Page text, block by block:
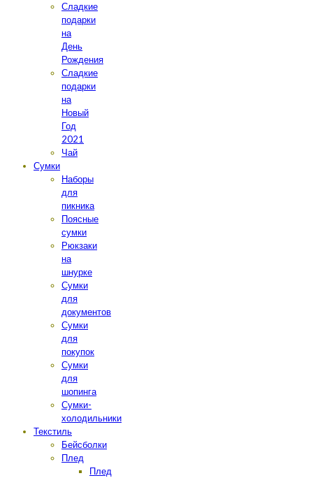
Сладкие
подарки
на
День
Рождения
Сладкие
подарки
на
Новый
Год
2021
Чай
Сумки
Наборы
для
пикника
Поясные
сумки
Рюкзаки
на
шнурке
Сумки
для
документов
Сумки
для
покупок
Сумки
для
шопинга
Сумки-
холодильники
Текстиль
Бейсболки
Плед
Плед